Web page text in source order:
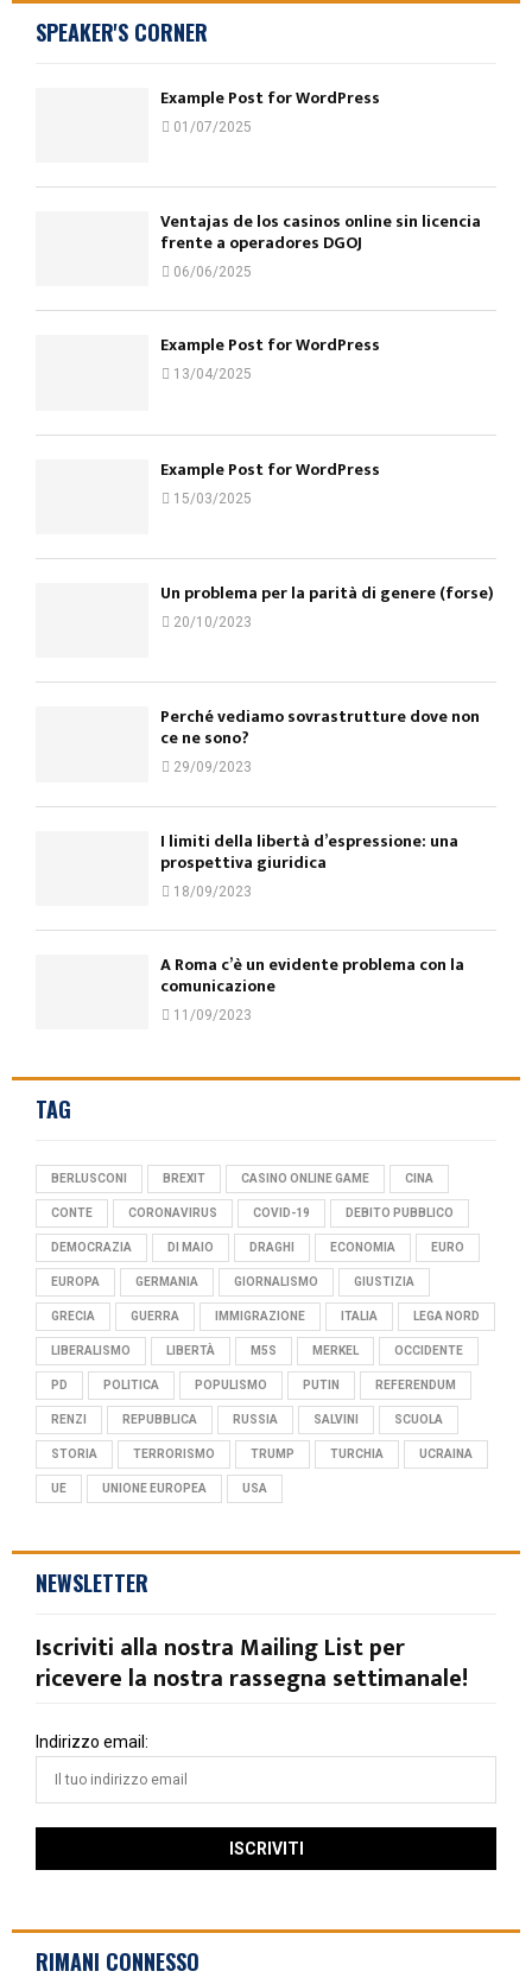
SPEAKER'S CORNER
Example Post for WordPress
01/07/2025
Ventajas de los casinos online sin licencia
frente a operadores DGOJ
06/06/2025
Example Post for WordPress
13/04/2025
Example Post for WordPress
15/03/2025
Un problema per la parità di genere (forse)
20/10/2023
Perché vediamo sovrastrutture dove non
ce ne sono?
29/09/2023
I limiti della libertà d’espressione: una
prospettiva giuridica
18/09/2023
A Roma c’è un evidente problema con la
comunicazione
11/09/2023
TAG
BERLUSCONI BREXIT CASINO ONLINE GAME CINA
CONTE CORONAVIRUS COVID-19 DEBITO PUBBLICO
DEMOCRAZIA DI MAIO DRAGHI ECONOMIA EURO
EUROPA GERMANIA GIORNALISMO GIUSTIZIA
GRECIA GUERRA IMMIGRAZIONE ITALIA LEGA NORD
LIBERALISMO LIBERTÀ M5S MERKEL OCCIDENTE
PD POLITICA POPULISMO PUTIN REFERENDUM
RENZI REPUBBLICA RUSSIA SALVINI SCUOLA
STORIA TERRORISMO TRUMP TURCHIA UCRAINA
UE UNIONE EUROPEA USA
NEWSLETTER
Iscriviti alla nostra Mailing List per
ricevere la nostra rassegna settimanale!
Indirizzo email:
RIMANI CONNESSO